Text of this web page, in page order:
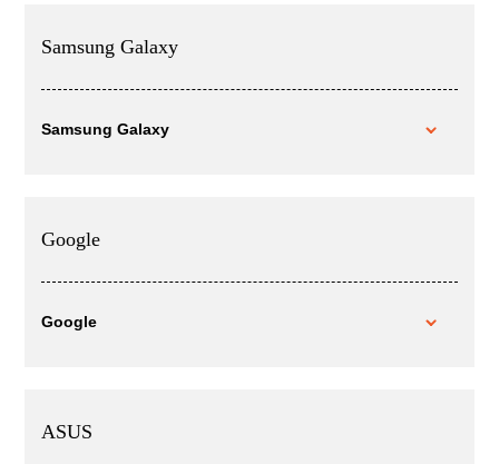
Samsung Galaxy
Samsung Galaxy
Google
Google
ASUS